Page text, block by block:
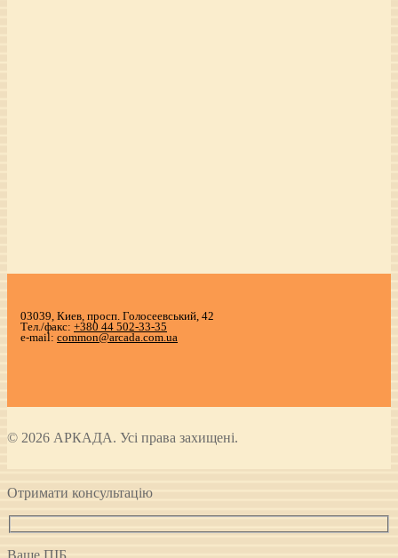
03039, Киев, просп. Голосеевський, 42
Тел./факс: +380 44 502-33-35
e-mail: common@arcada.com.ua
© 2026 АРКАДА. Усі права захищені.
Отримати консультацію
Ваше ПІБ